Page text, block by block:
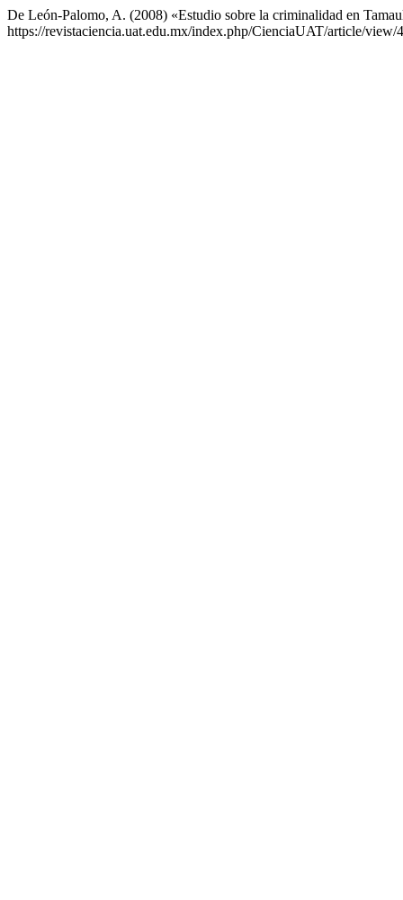
De León-Palomo, A. (2008) «Estudio sobre la criminalidad en
https://revistaciencia.uat.edu.mx/index.php/CienciaUAT/article/